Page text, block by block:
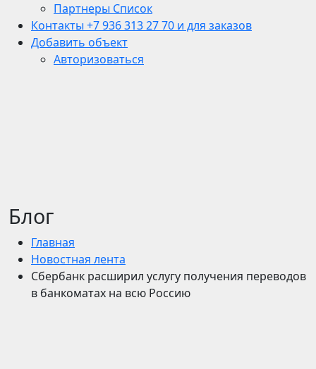
Партнеры Список
Контакты +7 936 313 27 70 и для заказов
Добавить объект
Авторизоваться
Блог
Главная
Новостная лента
Сбербанк расширил услугу получения переводов
в банкоматах на всю Россию